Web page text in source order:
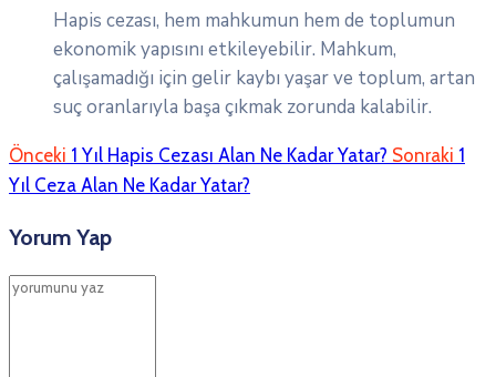
Hapis cezası, hem mahkumun hem de toplumun
ekonomik yapısını etkileyebilir. Mahkum,
çalışamadığı için gelir kaybı yaşar ve toplum, artan
suç oranlarıyla başa çıkmak zorunda kalabilir.
Önceki 1 Yıl Hapis Cezası Alan Ne Kadar Yatar? Sonraki 1
Yıl Ceza Alan Ne Kadar Yatar?
Yorum Yap